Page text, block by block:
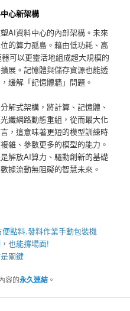
心新架構
AI資料中心的內部架構。未來
的算力孤島。藉由低功耗、高
可以更靈活地組成超大規模的
展。記憶體與儲存資源也能透
緩解「記憶體牆」問題。
解式架構，將計算、記憶體、
纖網路動態重組，從而最大化
，這意味著更短的模型訓練時
雜、參數更多的模型的能力。
解放AI算力、驅動創新的基礎
據流動無阻礙的智慧未來。
便點料,發料作業手動包裝機
，也能撐場面!
是關鍵
容的永久連結 。